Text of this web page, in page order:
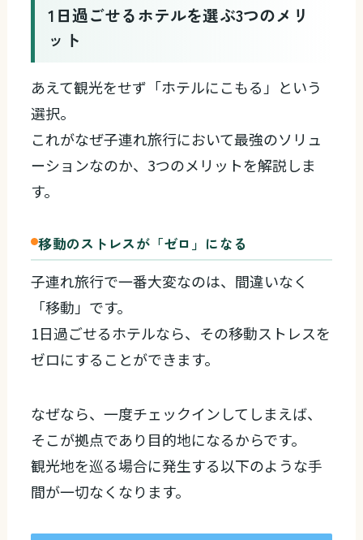
1日過ごせるホテルを選ぶ3つのメリ
ット
あえて観光をせず「ホテルにこもる」という
選択。
これがなぜ子連れ旅行において最強のソリュ
ーションなのか、3つのメリットを解説しま
す。
移動のストレスが「ゼロ」になる
子連れ旅行で一番大変なのは、間違いなく
「移動」です。
1日過ごせるホテルなら、その移動ストレスを
ゼロにすることができます。
なぜなら、一度チェックインしてしまえば、
そこが拠点であり目的地になるからです。
観光地を巡る場合に発生する以下のような手
間が一切なくなります。